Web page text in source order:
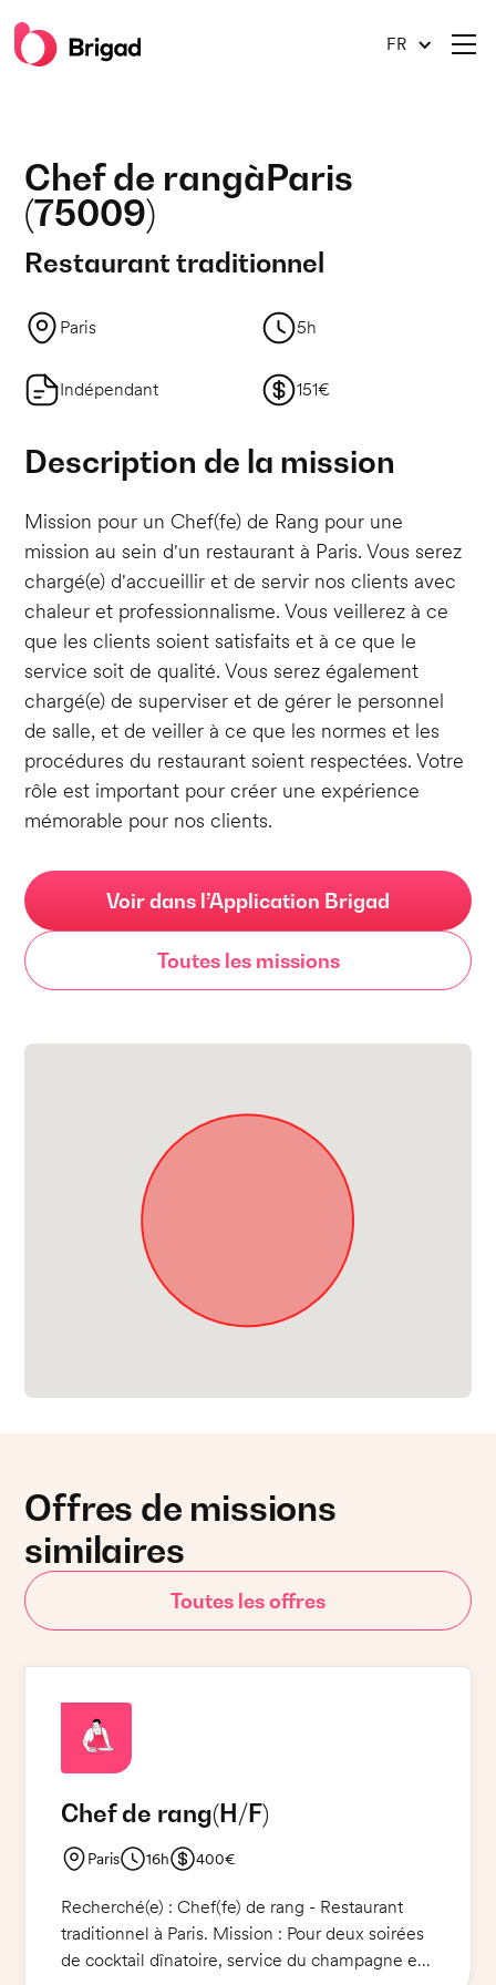
FR
Chef de rangàParis
(75009)
Restaurant traditionnel
Paris 5h
Indépendant 151€
Description de la mission
Mission pour un Chef(fe) de Rang pour une
mission au sein d'un restaurant à Paris. Vous serez
chargé(e) d'accueillir et de servir nos clients avec
chaleur et professionnalisme. Vous veillerez à ce
que les clients soient satisfaits et à ce que le
service soit de qualité. Vous serez également
chargé(e) de superviser et de gérer le personnel
de salle, et de veiller à ce que les normes et les
procédures du restaurant soient respectées. Votre
rôle est important pour créer une expérience
mémorable pour nos clients.
Voir dans l’Application Brigad
Toutes les missions
Offres de missions
similaires
Toutes les offres
Chef de rang(H/F)
Paris 16h 400€
Recherché(e) : Chef(fe) de rang - Restaurant
traditionnel à Paris. Mission : Pour deux soirées
de cocktail dînatoire, service du champagne et